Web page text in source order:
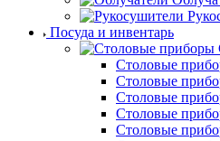
Посуда и инвентарь
Столовые
Столовые
Столовые
Столовые
Столовые